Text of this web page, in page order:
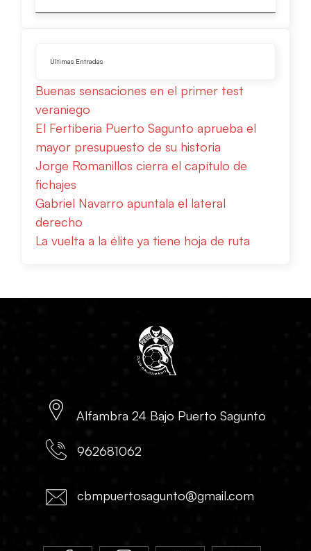
Últimas Entradas
Buenas sensaciones en el primer test
veraniego
El Fertiberia Puerto Sagunto aprueba el
mayor presupuesto de su historia
Jorge Romanillos cierra el capítulo de
fichajes
Gabriel Navarro apuntala el lateral
derecho
La vuelta a la élite ya tiene hoja de ruta
Alfambra 24 Bajo Puerto Sagunto
962681062
cbmpuertosagunto@gmail.com